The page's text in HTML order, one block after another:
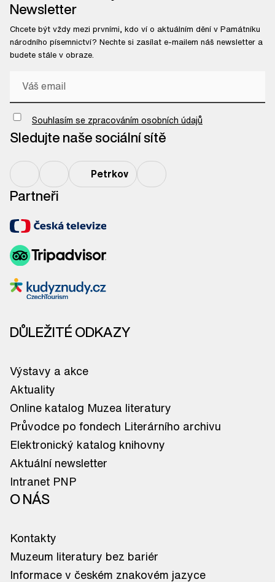
Newsletter
Chcete být vždy mezi prvními, kdo ví o aktuálním dění v Památníku
národního písemnictví? Nechte si zasílat e-mailem náš newsletter a
budete stále v obraze.
Chci odebírat newsletter
Souhlasím se zpracováním osobních údajů
Sledujte naše sociální sítě
Petrkov
Partneři
DŮLEŽITÉ ODKAZY
Výstavy a akce
Aktuality
Online katalog Muzea literatury
Průvodce po fondech Literárního archivu
Elektronický katalog knihovny
Aktuální newsletter
Intranet PNP
O NÁS
Kontakty
Muzeum literatury bez bariér
Informace v českém znakovém jazyce